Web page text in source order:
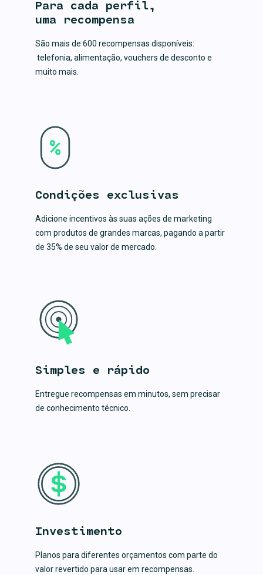
Para cada perfil,
uma recompensa
São mais de 600 recompensas disponíveis:
telefonia, alimentação, vouchers de desconto e
muito mais.
Condições exclusivas
Adicione incentivos às suas ações de marketing
com produtos de grandes marcas, pagando a partir
de 35% de seu valor de mercado.
Simples e rápido
Entregue recompensas em minutos, sem precisar
de conhecimento técnico.
Investimento
Planos para diferentes orçamentos com parte do
valor revertido para usar em recompensas.